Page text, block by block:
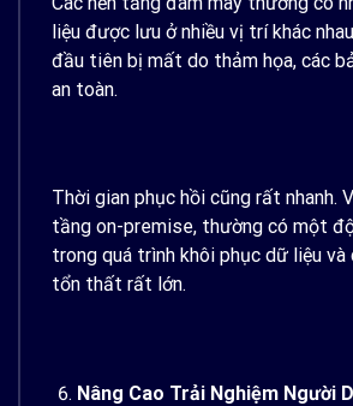
liệu được lưu ở nhiều vị trí khác
đầu tiên bị mất do thảm họa, các
an toàn.
Thời gian phục hồi cũng rất nhanh.
tầng on-premise, thường có một
trong quá trình khôi phục dữ liệu và
tổn thất rất lớn.
Nâng Cao Trải Nghiệm Người